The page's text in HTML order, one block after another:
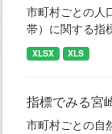
市町村ごとの人
帯）に関する指
XLSX XLS
指標でみる宮
市町村ごとの自